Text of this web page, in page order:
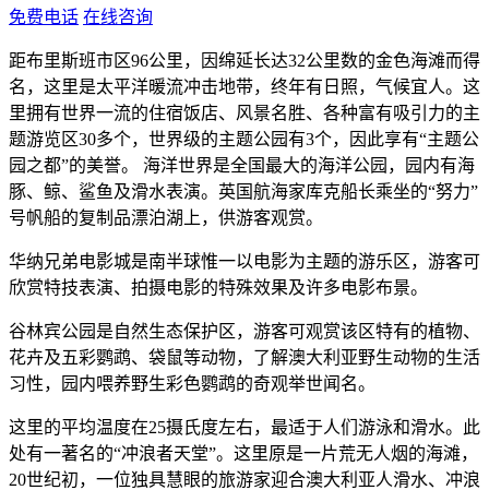
免费电话 在线咨询
距布里斯班市区96公里，因绵延长达32公里数的金色海滩而得
名，这里是太平洋暖流冲击地带，终年有日照，气候宜人。这
里拥有世界一流的住宿饭店、风景名胜、各种富有吸引力的主
题游览区30多个，世界级的主题公园有3个，因此享有“主题公
园之都”的美誉。 海洋世界是全国最大的海洋公园，园内有海
豚、鲸、鲨鱼及滑水表演。英国航海家库克船长乘坐的“努力”
号帆船的复制品漂泊湖上，供游客观赏。
华纳兄弟电影城是南半球惟一以电影为主题的游乐区，游客可
欣赏特技表演、拍摄电影的特殊效果及许多电影布景。
谷林宾公园是自然生态保护区，游客可观赏该区特有的植物、
花卉及五彩鹦鹉、袋鼠等动物，了解澳大利亚野生动物的生活
习性，园内喂养野生彩色鹦鹉的奇观举世闻名。
这里的平均温度在25摄氏度左右，最适于人们游泳和滑水。此
处有一著名的“冲浪者天堂”。这里原是一片荒无人烟的海滩，
20世纪初，一位独具慧眼的旅游家迎合澳大利亚人滑水、冲浪